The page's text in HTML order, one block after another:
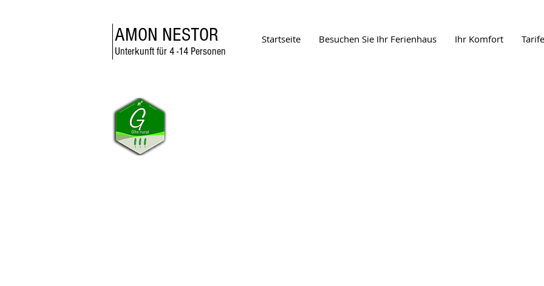
AMON NESTOR
Unterkunft für 4 -14 Personen
Startseite Besuchen Sie Ihr Ferienhaus Ihr Komfort Tarife